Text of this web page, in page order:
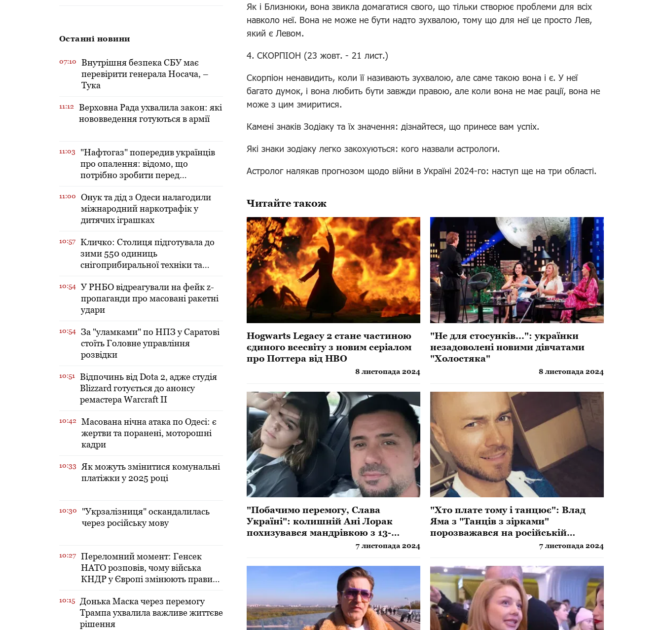
Останні новини
07:10
Внутрішня безпека СБУ має
перевірити генерала Носача, –
Тука
11:12
Верховна Рада ухвалила закон: які
нововведення готуються в армії
11:03
"Нафтогаз" попередив українців
про опалення: відомо, що
потрібно зробити перед
11:00
​Онук та дід з Одеси налагодили
міжнародний наркотрафік у
дитячих іграшках
10:57
Кличко: Столиця підготувала до
зими 550 одиниць
снігоприбиральної техніки та
10:54
У РНБО відреагували на фейк z-
пропаганди про масовані ракетні
удари
10:54
За "уламками" по НПЗ у Саратові
стоїть Головне управління
розвідки
10:51
Відпочинь від Dota 2, адже студія
Blizzard готується до анонсу
ремастера Warcraft II
10:42
Масована нічна атака по Одесі: є
жертви та поранені, моторошні
кадри
10:33
Як можуть змінитися комунальні
платіжки у 2025 році
10:30
"Укрзалізниця" оскандалилась
через російську мову
10:27
Переломний момент: Генсек
НАТО розповів, чому війська
КНДР у Європі змінюють правила
10:15
Донька Маска через перемогу
Трампа ухвалила важливе життєве
рішення
Як і Близнюки, вона звикла домагатися свого, що тільки створює проблеми для всіх
навколо неї. Вона не може не бути надто зухвалою, тому що для неї це просто Лев,
який є Левом.
4. СКОРПІОН (23 жовт. - 21 лист.)
Скорпіон ненавидить, коли її називають зухвалою, але саме такою вона і є. У неї
багато думок, і вона любить бути завжди правою, але коли вона не має рації, вона не
може з цим змиритися.
Камені знаків Зодіаку та їх значення: дізнайтеся, що принесе вам успіх.
Які знаки зодіаку легко закохуються: кого назвали астрологи.
Астролог налякав прогнозом щодо війни в Україні 2024-го: наступ ще на три області.
Читайте також
Hogwarts Legacy 2 стане частиною
єдиного всесвіту з новим серіалом
про Поттера від HBO
8 листопада 2024
"Не для стосунків...": українки
незадоволені новими дівчатами
"Холостяка"
8 листопада 2024
"Побачимо перемогу, Слава
Україні": колишній Ані Лорак
похизувався мандрівкою з 13-
7 листопада 2024
"Хто плате тому і танцює": Влад
Яма з "Танців з зірками"
порозважався на російській
вечірці, українці не змовчали
7 листопада 2024